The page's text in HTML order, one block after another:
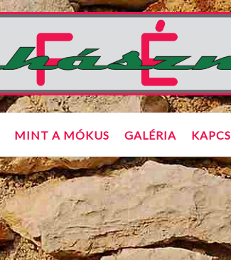
MINT A MÓKUS GALÉRIA